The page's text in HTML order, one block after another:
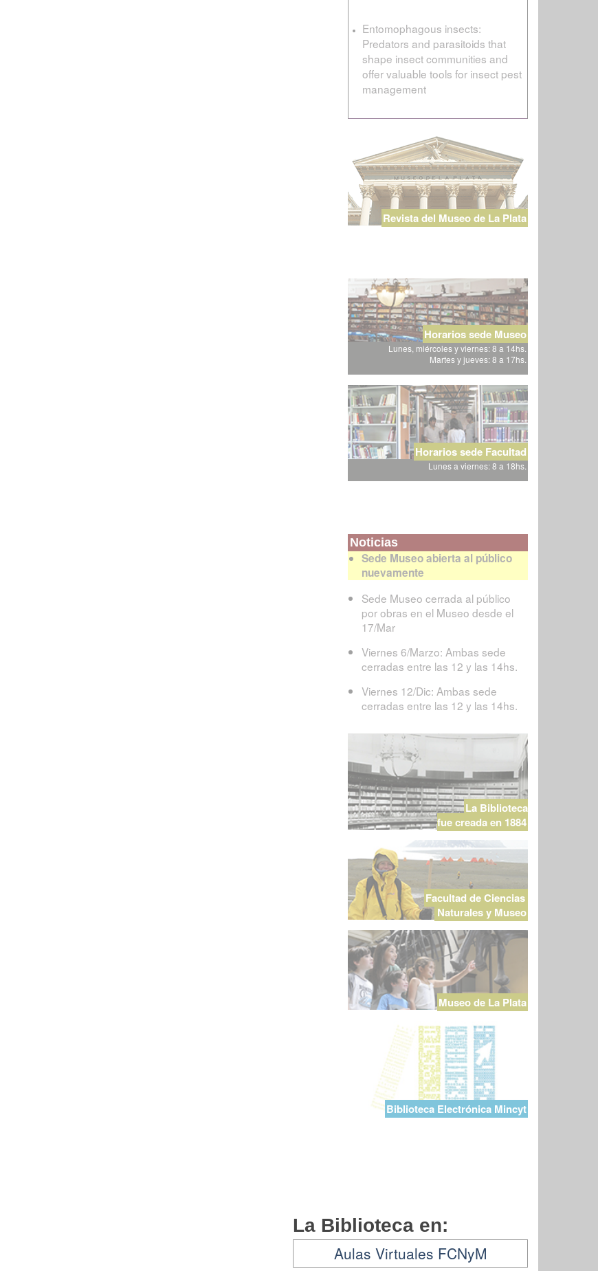
Entomophagous insects:
Predators and parasitoids that
shape insect communities and
offer valuable tools for insect pest
management
Revista del Museo de La Plata
Horarios sede Museo
Lunes, miércoles y viernes: 8 a 14hs.
Martes y jueves: 8 a 17hs.
Horarios sede Facultad
Lunes a viernes: 8 a 18hs.
Noticias
Sede Museo abierta al público
nuevamente
Sede Museo cerrada al público
por obras en el Museo desde el
17/Mar
Viernes 6/Marzo: Ambas sede
cerradas entre las 12 y las 14hs.
Viernes 12/Dic: Ambas sede
cerradas entre las 12 y las 14hs.
La Biblioteca
fue creada en 1884
Facultad de Ciencias
Naturales y Museo
Museo de La Plata
Biblioteca Electrónica Mincyt
La Biblioteca en:
Aulas Virtuales FCNyM